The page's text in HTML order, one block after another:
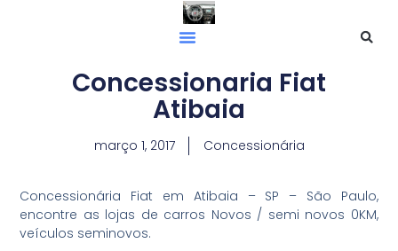
Concessionaria Fiat
Atibaia
março 1, 2017 Concessionária
Concessionária Fiat em Atibaia – SP – São Paulo,
encontre as lojas de carros Novos / semi novos 0KM,
veículos seminovos.